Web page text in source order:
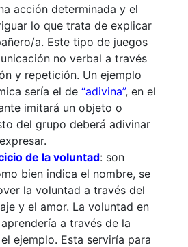
acción determinada y el
lo que trata de explicar
a. Este tipo de juegos
no verbal a través
y repetición. Un ejemplo
sería el de “adivina”, en el
imitará un objeto o
del grupo deberá adivinar
de la voluntad: son
bien indica el nombre, se
la voluntad a través del
y el amor. La voluntad en
a través de la
ejemplo. Esta serviría para